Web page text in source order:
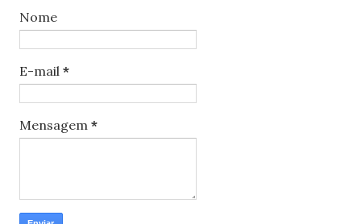
Nome
E-mail *
Mensagem *